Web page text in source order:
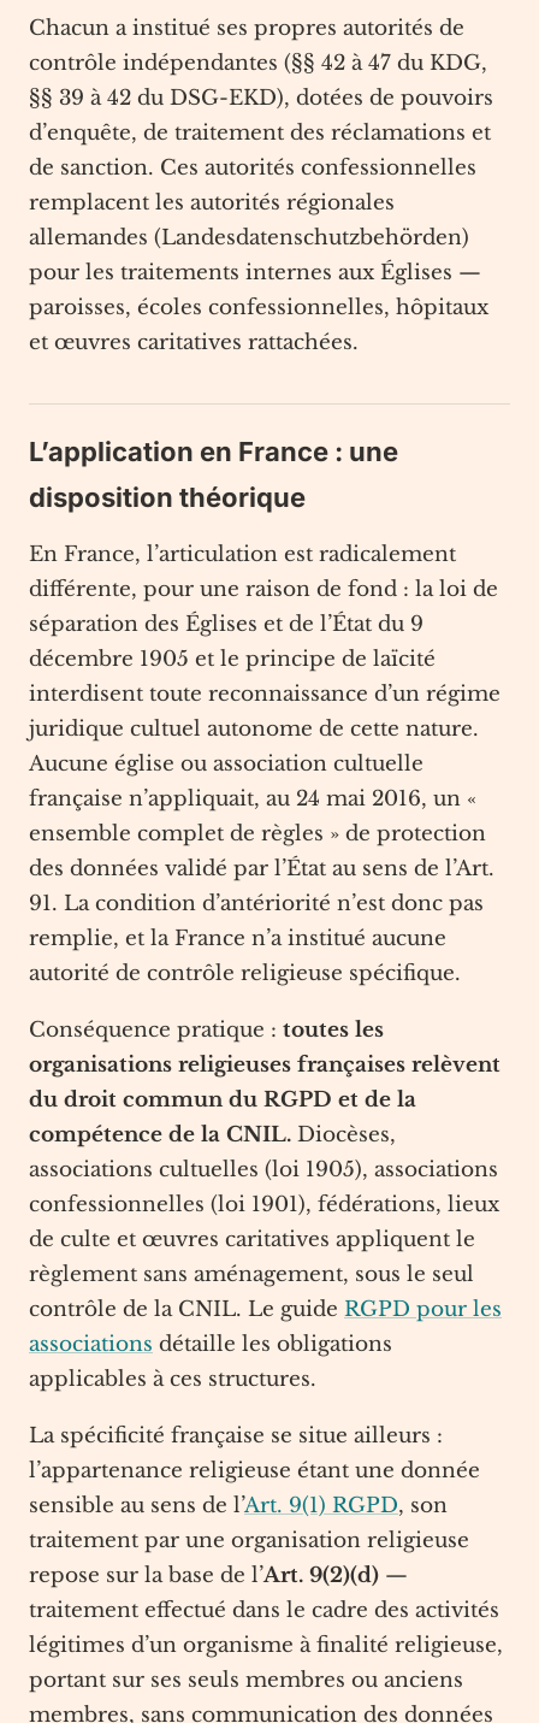
Chacun a institué ses propres autorités de
contrôle indépendantes (§§ 42 à 47 du KDG,
§§ 39 à 42 du DSG-EKD), dotées de pouvoirs
d’enquête, de traitement des réclamations et
de sanction. Ces autorités confessionnelles
remplacent les autorités régionales
allemandes (Landesdatenschutzbehörden)
pour les traitements internes aux Églises —
paroisses, écoles confessionnelles, hôpitaux
et œuvres caritatives rattachées.
L’application en France : une
disposition théorique
En France, l’articulation est radicalement
différente, pour une raison de fond : la loi de
séparation des Églises et de l’État du 9
décembre 1905 et le principe de laïcité
interdisent toute reconnaissance d’un régime
juridique cultuel autonome de cette nature.
Aucune église ou association cultuelle
française n’appliquait, au 24 mai 2016, un «
ensemble complet de règles » de protection
des données validé par l’État au sens de l’Art.
91. La condition d’antériorité n’est donc pas
remplie, et la France n’a institué aucune
autorité de contrôle religieuse spécifique.
Conséquence pratique : toutes les
organisations religieuses françaises relèvent
du droit commun du RGPD et de la
compétence de la CNIL. Diocèses,
associations cultuelles (loi 1905), associations
confessionnelles (loi 1901), fédérations, lieux
de culte et œuvres caritatives appliquent le
règlement sans aménagement, sous le seul
contrôle de la CNIL. Le guide RGPD pour les
associations détaille les obligations
applicables à ces structures.
La spécificité française se situe ailleurs :
l’appartenance religieuse étant une donnée
sensible au sens de l’Art. 9(1) RGPD, son
traitement par une organisation religieuse
repose sur la base de l’Art. 9(2)(d) —
traitement effectué dans le cadre des activités
légitimes d’un organisme à finalité religieuse,
portant sur ses seuls membres ou anciens
membres, sans communication des données